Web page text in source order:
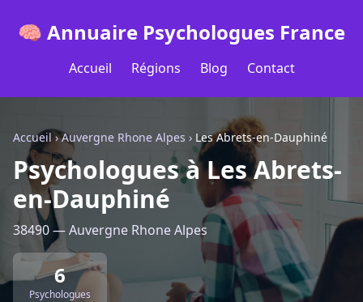
🧠 Annuaire Psychologues France
Accueil Régions Blog Contact
Accueil ›Auvergne Rhone Alpes › Les Abrets-en-Dauphiné
Psychologues à Les Abrets-
en-Dauphiné
38490 — Auvergne Rhone Alpes
6
Psychologues